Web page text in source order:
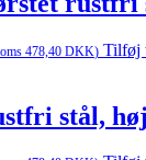
478,40 DKK) Tilføj
stål,